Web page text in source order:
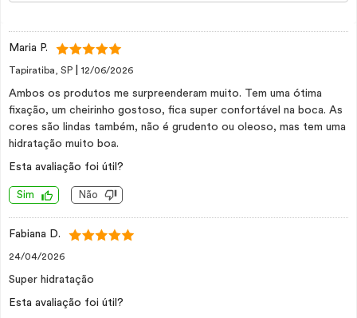
Maria P.
Tapiratiba, SP 12/06/2026
Ambos os produtos me surpreenderam muito. Tem uma ótima
fixação, um cheirinho gostoso, fica super confortável na boca. As
cores são lindas também, não é grudento ou oleoso, mas tem uma
hidratação muito boa.
Esta avaliação foi útil?
Sim Não
Fabiana D.
24/04/2026
Super hidratação
Esta avaliação foi útil?